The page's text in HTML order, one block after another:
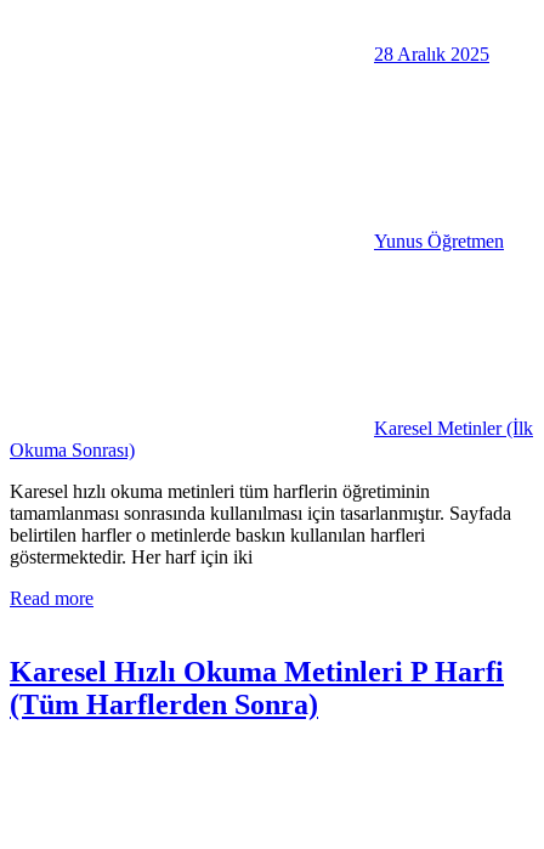
28 Aralık 2025
Yunus Öğretmen
Karesel Metinler (İlk
Okuma Sonrası)
Karesel hızlı okuma metinleri tüm harflerin öğretiminin
tamamlanması sonrasında kullanılması için tasarlanmıştır. Sayfada
belirtilen harfler o metinlerde baskın kullanılan harfleri
göstermektedir. Her harf için iki
Read more
Karesel Hızlı Okuma Metinleri P Harfi
(Tüm Harflerden Sonra)